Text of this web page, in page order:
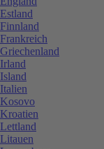
Estland
Finnland
Frankreich
Griechenland
Irland
Island
Italien
Kosovo
Kroatien
Lettland
Litauen